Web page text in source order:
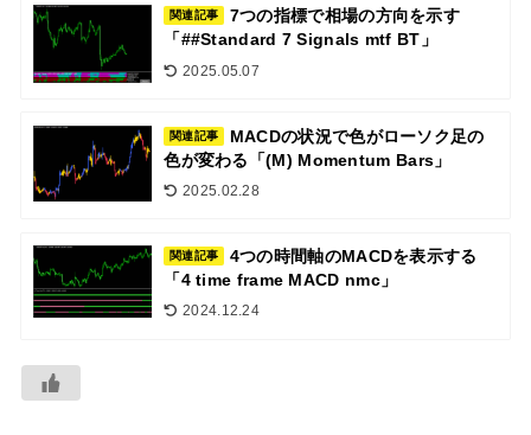
関連記事
7つの指標で相場の方向を示す
「##Standard 7 Signals mtf BT」
2025.05.07
関連記事
MACDの状況で色がローソク足の
色が変わる「(M) Momentum Bars」
2025.02.28
関連記事
4つの時間軸のMACDを表示する
「4 time frame MACD nmc」
2024.12.24